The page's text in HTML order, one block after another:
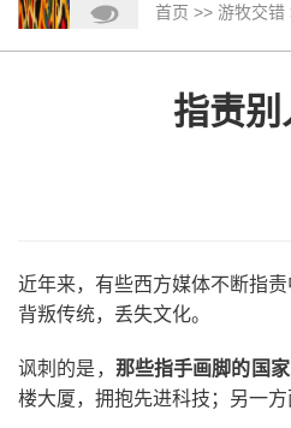
首页 >> 游牧交错
指责别
近年来，有些西方媒体不断指
背叛传统，丢失文化。
讽刺的是， 那些指手画脚的国
楼大厦，拥抱先进科技；另一